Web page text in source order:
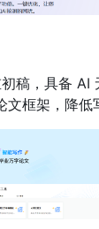
稿，具备
框架，降低